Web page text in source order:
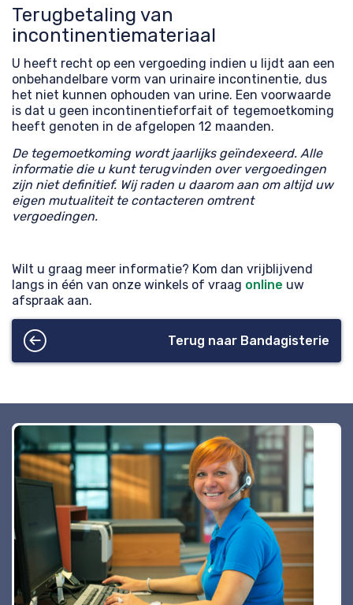
Terugbetaling van
incontinentiemateriaal
U heeft recht op een vergoeding indien u lijdt aan een
onbehandelbare vorm van urinaire incontinentie, dus
het niet kunnen ophouden van urine. Een voorwaarde
is dat u geen incontinentieforfait of tegemoetkoming
heeft genoten in de afgelopen 12 maanden.
De tegemoetkoming wordt jaarlijks geïndexeerd. Alle
informatie die u kunt terugvinden over vergoedingen
zijn niet definitief. Wij raden u daarom aan om altijd uw
eigen mutualiteit te contacteren omtrent
vergoedingen.
Wilt u graag meer informatie? Kom dan vrijblijvend
langs in één van onze winkels of vraag online uw
afspraak aan.
Terug naar Bandagisterie